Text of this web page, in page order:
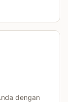
dengan